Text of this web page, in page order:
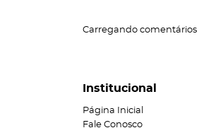
Carregando comentários
Institucional
Página Inicial
Fale Conosco